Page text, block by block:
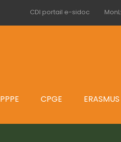
CDI portail e-sidoc
PPPE CPGE